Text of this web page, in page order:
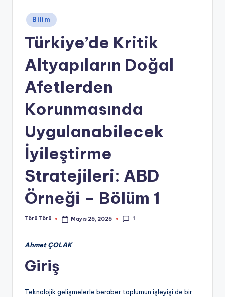
Posted
in
Bilim
Türkiye’de Kritik
Altyapıların Doğal
Afetlerden
Korunmasında
Uygulanabilecek
İyileştirme
Stratejileri: ABD
Örneği – Bölüm 1
Posted
Törü Törü Mayıs 25, 2025 1
Ahmet ÇOLAK
Giriş
Teknolojik gelişmelerle beraber toplumun işleyişi de bir